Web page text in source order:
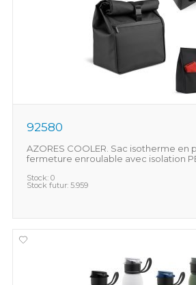
92580
AZORES COOLER. Sac isotherme en
fermeture enroulable avec isolation
Stock: 0
Stock futur: 5.959